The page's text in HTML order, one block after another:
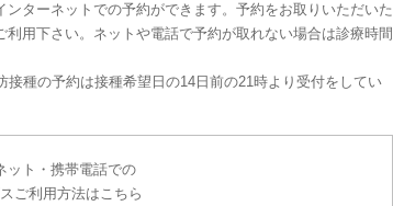
ターネットでの予約ができます。予約をお取りいただいた
用下さい。ネットや電話で予約が取れない場合は診療時間
種の予約は接種希望日の14日前の21時より受付をしてい
ット・携帯電話での
ご利用方法はこちら